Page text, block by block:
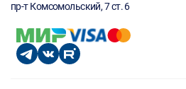
пр-т Комсомольский, 7 ст. 6